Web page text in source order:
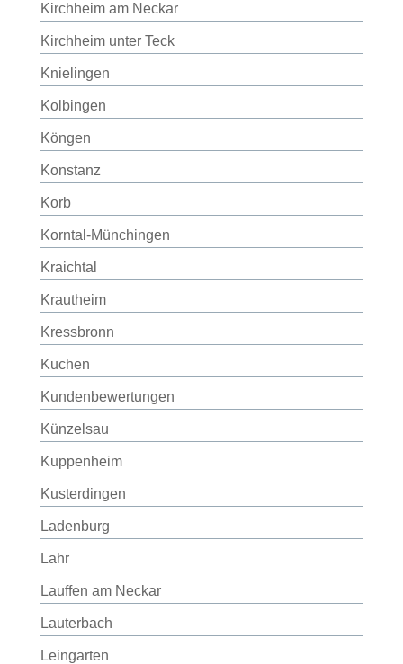
Kirchheim am Neckar
Kirchheim unter Teck
Knielingen
Kolbingen
Köngen
Konstanz
Korb
Korntal-Münchingen
Kraichtal
Krautheim
Kressbronn
Kuchen
Kundenbewertungen
Künzelsau
Kuppenheim
Kusterdingen
Ladenburg
Lahr
Lauffen am Neckar
Lauterbach
Leingarten